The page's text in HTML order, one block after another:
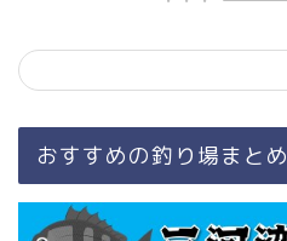
おすすめの釣り場まとめ